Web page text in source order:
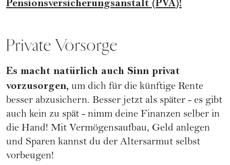
Pensionsversicherungsanstalt (PVA)!
Private Vorsorge
Es macht natürlich auch Sinn privat
vorzusorgen, um dich für die künftige Rente
besser abzusichern. Besser jetzt als später - es gibt
auch kein zu spät - nimm deine Finanzen selber in
die Hand! Mit Vermögensaufbau, Geld anlegen
und Sparen kannst du der Altersarmut selbst
vorbeugen!